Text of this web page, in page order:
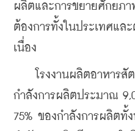
ผลิตและการขยายศักยภา
ต้องการทั้งในประเทศแล
เนื่อง
โรงงานผลิตอาหารสัต
กำลังการผลิตประมาณ
75% ของกำลังการผลิต